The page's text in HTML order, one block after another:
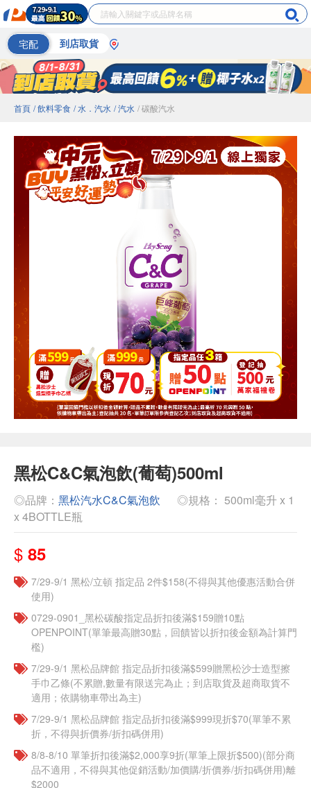
宅配 到店取貨
首頁 / 飲料零食 / 水．汽水 / 汽水 / 碳酸汽水
黑松C&C氣泡飲(葡萄)500ml
◎品牌： 黑松汽水C&C氣泡飲
◎規格： 500ml毫升 x 1
x 4BOTTLE瓶
$ 85
7/29-9/1 黑松/立頓 指定品 2件$158(不得與其他優惠活動合併
使用)
0729-0901_黑松碳酸指定品折扣後滿$159贈10點
OPENPOINT(單筆最高贈30點，回饋皆以折扣後金額為計算門
檻)
7/29-9/1 黑松品牌館 指定品折扣後滿$599贈黑松沙士造型擦
手巾乙條(不累贈,數量有限送完為止；到店取貨及超商取貨不
適用；依購物車帶出為主)
7/29-9/1 黑松品牌館 指定品折扣後滿$999現折$70(單筆不累
折，不得與折價券/折扣碼併用)
8/8-8/10 單筆折扣後滿$2,000享9折(單筆上限折$500)(部分商
品不適用，不得與其他促銷活動/加價購/折價券/折扣碼併用)離
$2000